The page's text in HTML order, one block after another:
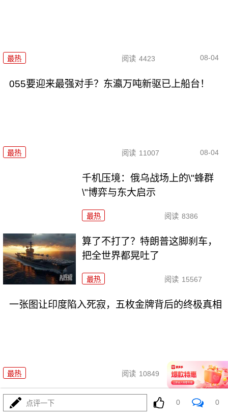
最热 阅读 4423 08-04
055要迎来最强对手？东瀛万吨新驱已上船台！
最热 阅读 11007 08-04
千机压境：俄乌战场上的\"蜂群
\"博弈与东大启示
最热 阅读 8386
算了不打了？特朗普这脚刹车，
把全世界都晃吐了
最热 阅读 15567
一张图让印度陷入死寂，五枚金牌背后的终极真相
最热 阅读 10849 08-03
美国踏进3个大坑把自己埋了！恐
怕一个都爬不出
点评一下 0 0